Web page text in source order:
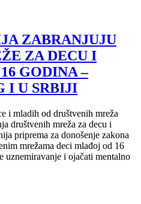
ZABRANJUJU
ZA DECU I
GODINA –
I U SRBIJI
i mladih od društvenih mreža
društvenih mreža za decu i
priprema za donošenje zakona
mrežama deci mlađoj od 16
uznemiravanje i ojačati mentalno